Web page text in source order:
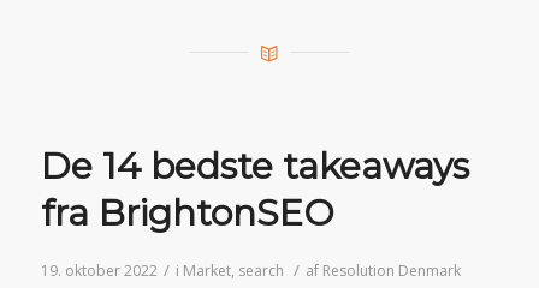
De 14 bedste takeaways
fra BrightonSEO
19. oktober 2022 / i Market, search / af Resolution Denmark